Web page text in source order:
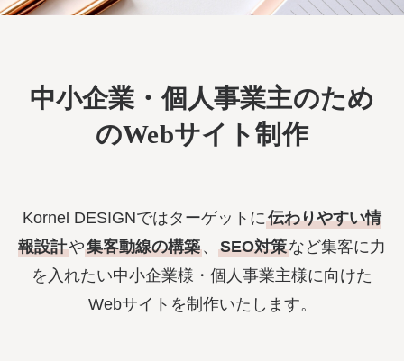
中小企業・個人事業主のため
のWebサイト制作
Kornel DESIGNではターゲットに伝わりやすい情
報設計や集客動線の構築 、 SEO対策など集客に力
を入れたい中小企業様・個人事業主様に向けた
Webサイトを制作いたします。